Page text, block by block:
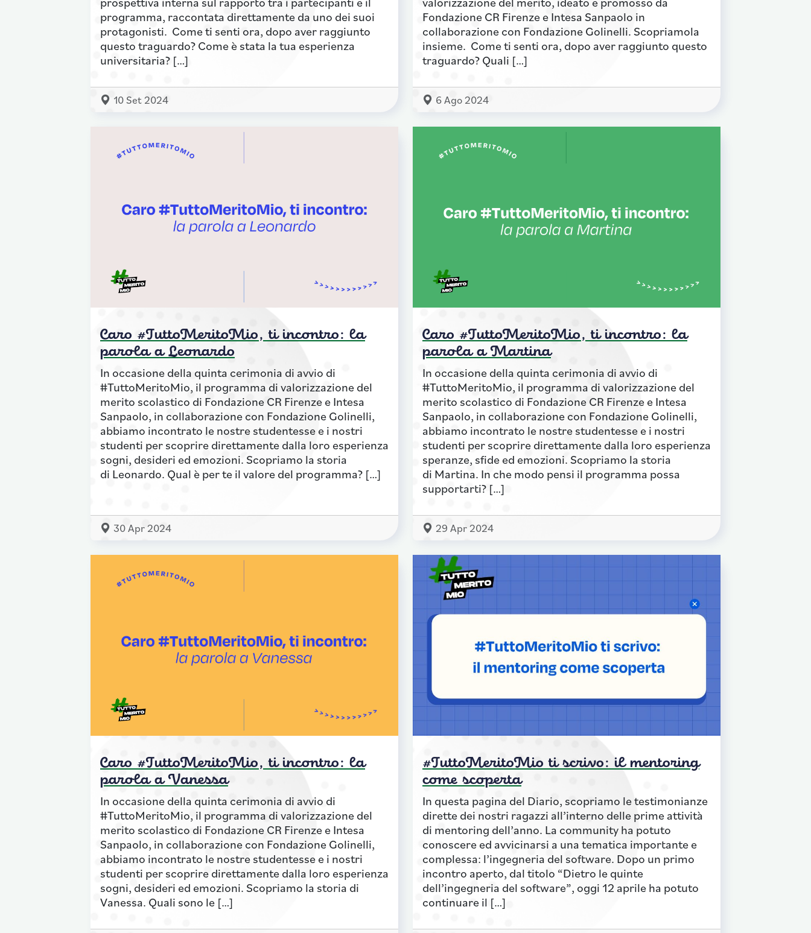
programma, raccontata direttamente da uno dei suoi
protagonisti. Come ti senti ora, dopo aver raggiunto
questo traguardo? Come è stata la tua esperienza
universitaria? […]
10 Set 2024
Fondazione CR Firenze e Intesa Sanpaolo in
collaborazione con Fondazione Golinelli. Scopriamola
insieme. Come ti senti ora, dopo aver raggiunto questo
traguardo? Quali […]
6 Ago 2024
Caro #TuttoMeritoMio, ti incontro: la
parola a Leonardo
In occasione della quinta cerimonia di avvio di
#TuttoMeritoMio, il programma di valorizzazione del
merito scolastico di Fondazione CR Firenze e Intesa
Sanpaolo, in collaborazione con Fondazione Golinelli,
abbiamo incontrato le nostre studentesse e i nostri
studenti per scoprire direttamente dalla loro esperienza
sogni, desideri ed emozioni. Scopriamo la storia
di Leonardo. Qual è per te il valore del programma? […]
30 Apr 2024
Caro #TuttoMeritoMio, ti incontro: la
parola a Martina
In occasione della quinta cerimonia di avvio di
#TuttoMeritoMio, il programma di valorizzazione del
merito scolastico di Fondazione CR Firenze e Intesa
Sanpaolo, in collaborazione con Fondazione Golinelli,
abbiamo incontrato le nostre studentesse e i nostri
studenti per scoprire direttamente dalla loro esperienza
speranze, sfide ed emozioni. Scopriamo la storia
di Martina. In che modo pensi il programma possa
supportarti? […]
29 Apr 2024
Caro #TuttoMeritoMio, ti incontro: la
parola a Vanessa
In occasione della quinta cerimonia di avvio di
#TuttoMeritoMio, il programma di valorizzazione del
merito scolastico di Fondazione CR Firenze e Intesa
Sanpaolo, in collaborazione con Fondazione Golinelli,
abbiamo incontrato le nostre studentesse e i nostri
studenti per scoprire direttamente dalla loro esperienza
sogni, desideri ed emozioni. Scopriamo la storia di
Vanessa. Quali sono le […]
#TuttoMeritoMio ti scrivo: il mentoring
come scoperta
In questa pagina del Diario, scopriamo le testimonianze
dirette dei nostri ragazzi all’interno delle prime attività
di mentoring dell’anno. La community ha potuto
conoscere ed avvicinarsi a una tematica importante e
complessa: l’ingegneria del software. Dopo un primo
incontro aperto, dal titolo “Dietro le quinte
dell’ingegneria del software”, oggi 12 aprile ha potuto
continuare il […]